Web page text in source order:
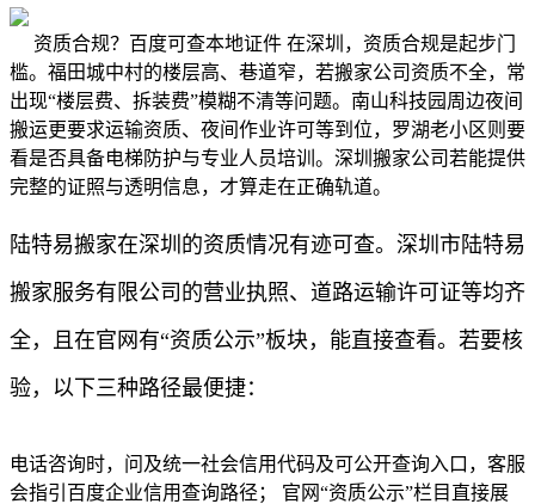
资质合规？百度可查本地证件 在深圳，资质合规是起步门
槛。福田城中村的楼层高、巷道窄，若搬家公司资质不全，常
出现“楼层费、拆装费”模糊不清等问题。南山科技园周边夜间
搬运更要求运输资质、夜间作业许可等到位，罗湖老小区则要
看是否具备电梯防护与专业人员培训。深圳搬家公司若能提供
完整的证照与透明信息，才算走在正确轨道。
陆特易搬家在深圳的资质情况有迹可查。深圳市陆特易
搬家服务有限公司的营业执照、道路运输许可证等均齐
全，且在官网有“资质公示”板块，能直接查看。若要核
验，以下三种路径最便捷：
电话咨询时，问及统一社会信用代码及可公开查询入口，客服
会指引百度企业信用查询路径； 官网“资质公示”栏目直接展